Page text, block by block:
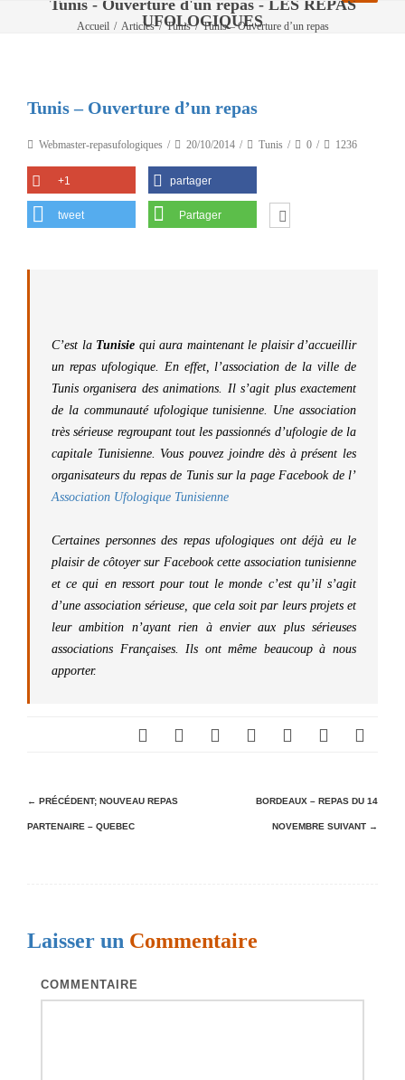
Tunis - Ouverture d'un repas - LES REPAS
UFOLOGIQUES
Accueil / Articles / Tunis / Tunis – Ouverture d’un repas
Tunis – Ouverture d’un repas
Webmaster-repasufologiques 20/10/2014 Tunis 0 1236
+1 partager
tweet Partager
C’est la Tunisie qui aura maintenant le plaisir d’accueillir
un repas ufologique. En effet, l’association de la ville de
Tunis organisera des animations. Il s’agit plus exactement
de la communauté ufologique tunisienne. Une association
très sérieuse regroupant tout les passionnés d’ufologie de la
capitale Tunisienne. Vous pouvez joindre dès à présent les
organisateurs du repas de Tunis sur la page Facebook de l’
Association Ufologique Tunisienne
Certaines personnes des repas ufologiques ont déjà eu le
plaisir de côtoyer sur Facebook cette association tunisienne
et ce qui en ressort pour tout le monde c’est qu’il s’agit
d’une association sérieuse, que cela soit par leurs projets et
leur ambition n’ayant rien à envier aux plus sérieuses
associations Françaises. Ils ont même beaucoup à nous
apporter.
N
a
a
← PRÉCÉDENT; NOUVEAU REPAS
PARTENAIRE – QUEBEC
BORDEAUX – REPAS DU 14
NOVEMBRE SUIVANT →
Laisser un Commentaire
COMMENTAIRE